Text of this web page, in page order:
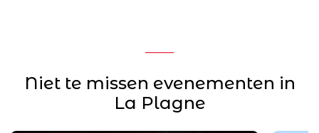
Niet te missen evenementen in
La Plagne